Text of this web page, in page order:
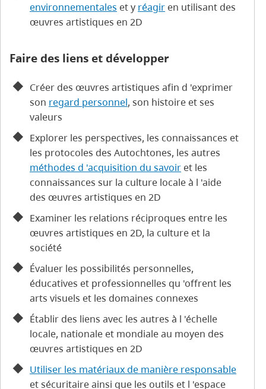
environnementales et y réagir en utilisant des
œuvres artistiques en 2D
Faire des liens et développer
Créer des œuvres artistiques afin d 'exprimer
son regard personnel, son histoire et ses
valeurs
Explorer les perspectives, les connaissances et
les protocoles des Autochtones, les autres
méthodes d 'acquisition du savoir et les
connaissances sur la culture locale à l 'aide
des œuvres artistiques en 2D
Examiner les relations réciproques entre les
œuvres artistiques en 2D, la culture et la
société
Évaluer les possibilités personnelles,
éducatives et professionnelles qu 'offrent les
arts visuels et les domaines connexes
Établir des liens avec les autres à l 'échelle
locale, nationale et mondiale au moyen des
œuvres artistiques en 2D
Utiliser les matériaux de manière responsable
et sécuritaire ainsi que les outils et l 'espace